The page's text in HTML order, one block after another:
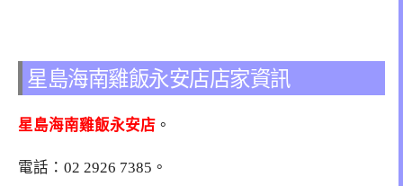
星島海南雞飯永安店店家資訊
星島海南雞飯永安店 。
電話： 02 2926 7385 。